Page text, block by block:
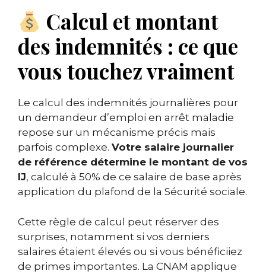
Calcul et montant
des indemnités : ce que
vous touchez vraiment
Le calcul des indemnités journalières pour
un demandeur d’emploi en arrêt maladie
repose sur un mécanisme précis mais
parfois complexe. Votre salaire journalier
de référence détermine le montant de vos
IJ, calculé à 50% de ce salaire de base après
application du plafond de la Sécurité sociale.
Cette règle de calcul peut réserver des
surprises, notamment si vos derniers
salaires étaient élevés ou si vous bénéficiiez
de primes importantes. La CNAM applique